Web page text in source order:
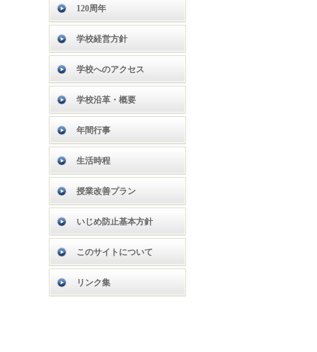
120周年
学校経営方針
学校へのアクセス
学校沿革・概要
年間行事
生活時程
授業改善プラン
いじめ防止基本方針
このサイトについて
リンク集